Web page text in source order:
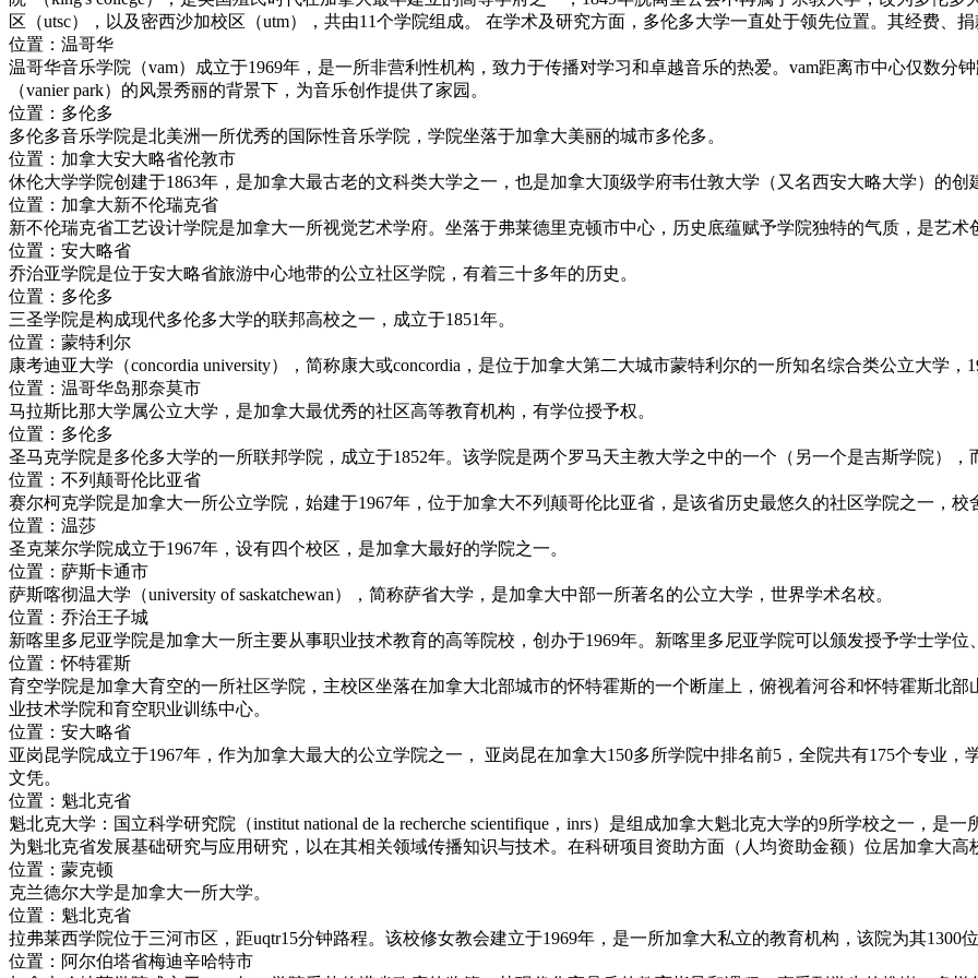
区（utsc），以及密西沙加校区（utm），共由11个学院组成。 在学术及研究方面，多伦多大学一直处于领先位置。其经费、
位置：温哥华
温哥华音乐学院（vam）成立于1969年，是一所非营利性机构，致力于传播对学习和卓越音乐的热爱。vam距离市中心仅数分
（vanier park）的风景秀丽的背景下，为音乐创作提供了家园。
位置：多伦多
多伦多音乐学院是北美洲一所优秀的国际性音乐学院，学院坐落于加拿大美丽的城市多伦多。
位置：加拿大安大略省伦敦市
休伦大学学院创建于1863年，是加拿大最古老的文科类大学之一，也是加拿大顶级学府韦仕敦大学（又名西安大略大学）的创
位置：加拿大新不伦瑞克省
新不伦瑞克省工艺设计学院是加拿大一所视觉艺术学府。坐落于弗莱德里克顿市中心，历史底蕴赋予学院独特的气质，是艺术
位置：安大略省
乔治亚学院是位于安大略省旅游中心地带的公立社区学院，有着三十多年的历史。
位置：多伦多
三圣学院是构成现代多伦多大学的联邦高校之一，成立于1851年。
位置：蒙特利尔
康考迪亚大学（concordia university），简称康大或concordia，是位于加拿大第二大城市蒙特利尔的一所知名综合类公立大学
位置：温哥华岛那奈莫市
马拉斯比那大学属公立大学，是加拿大最优秀的社区高等教育机构，有学位授予权。
位置：多伦多
圣马克学院是多伦多大学的一所联邦学院，成立于1852年。该学院是两个罗马天主教大学之中的一个（另一个是吉斯学院）
位置：不列颠哥伦比亚省
赛尔柯克学院是加拿大一所公立学院，始建于1967年，位于加拿大不列颠哥伦比亚省，是该省历史最悠久的社区学院之一，校
位置：温莎
圣克莱尔学院成立于1967年，设有四个校区，是加拿大最好的学院之一。
位置：萨斯卡通市
萨斯喀彻温大学（university of saskatchewan），简称萨省大学，是加拿大中部一所著名的公立大学，世界学术名校。
位置：乔治王子城
新喀里多尼亚学院是加拿大一所主要从事职业技术教育的高等院校，创办于1969年。新喀里多尼亚学院可以颁发授予学士学
位置：怀特霍斯
育空学院是加拿大育空的一所社区学院，主校区坐落在加拿大北部城市的怀特霍斯的一个断崖上，俯视着河谷和怀特霍斯北
业技术学院和育空职业训练中心。
位置：安大略省
亚岗昆学院成立于1967年，作为加拿大最大的公立学院之一， 亚岗昆在加拿大150多所学院中排名前5，全院共有175个专业
文凭。
位置：魁北克省
魁北克大学：国立科学研究院（institut national de la recherche scientifique，inrs）是组成加拿大魁北克大学的9所学校之一，
为魁北克省发展基础研究与应用研究，以在其相关领域传播知识与技术。在科研项目资助方面（人均资助金额）位居加拿大高
位置：蒙克顿
克兰德尔大学是加拿大一所大学。
位置：魁北克省
拉弗莱西学院位于三河市区，距uqtr15分钟路程。该校修女教会建立于1969年，是一所加拿大私立的教育机构，该院为其1300
位置：阿尔伯塔省梅迪辛哈特市